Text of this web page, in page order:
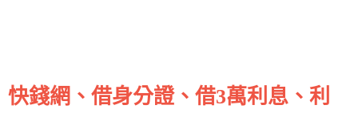
快錢網、借身分證、借3萬利息、利